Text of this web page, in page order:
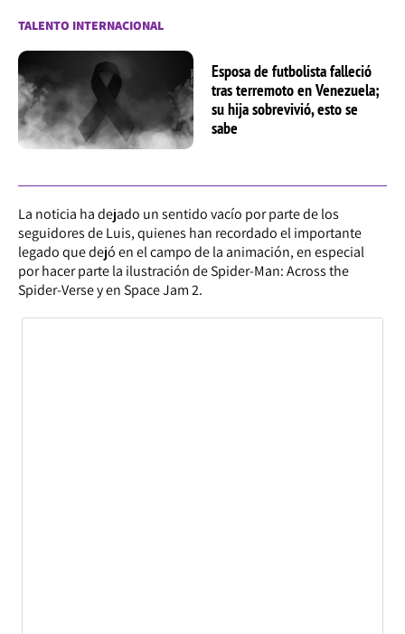
TALENTO INTERNACIONAL
Esposa de futbolista falleció
tras terremoto en Venezuela;
su hija sobrevivió, esto se
sabe
La noticia ha dejado un sentido vacío por parte de los
seguidores de Luis, quienes han recordado el importante
legado que dejó en el campo de la animación, en especial
por hacer parte la ilustración de Spider-Man: Across the
Spider-Verse y en Space Jam 2.